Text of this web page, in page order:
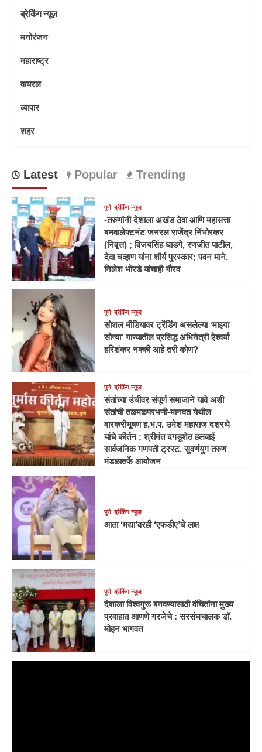
ब्रेकिंग न्यूज़
मनोरंजन
महाराष्ट्र
वायरल
व्यापार
शहर
Latest Popular Trending
पुणे ब्रेकिंग न्यूज़
-तरुणांनी देशाला अखंड ठेवा आणि महासत्ता
बनवालेफ्टनंट जनरल राजेंद्र निंभोरकर
(निवृत्त) ; विजयसिंह घाडगे, रणजीत पाटील,
देवा चव्हाण यांना शौर्य पुरस्कार; पवन माने,
निलेश भोरडे यांचाही गौरव
पुणे ब्रेकिंग न्यूज़
सोशल मीडियावर ट्रेंडिंग असलेल्या ‘माझ्या
सोन्या’ गाण्यातील प्रसिद्ध अभिनेत्री ऐश्वर्या
हरिशंकर नक्की आहे तरी कोण?
पुणे ब्रेकिंग न्यूज़
संतांच्या उंचीवर संपूर्ण समाजाने यावे अशी
संतांची तळमळपरभणी-मानवत येथील
वारकरीभूषण ह.भ.प. उमेश महाराज दशरथे
यांचे कीर्तन ; श्रीमंत दगडूशेठ हलवाई
सार्वजनिक गणपती ट्रस्ट, सुवर्णयुग तरुण
मंडळातर्फे आयोजन
पुणे ब्रेकिंग न्यूज़
आता ‘मद्या’वरही ‘एफडीए’चे लक्ष
पुणे ब्रेकिंग न्यूज़
देशाला विश्वगुरू बनवण्यासाठी वंचितांना मुख्य
प्रवाहात आणणे गरजेचे : सरसंघचालक डाॅ.
मोहन भागवत